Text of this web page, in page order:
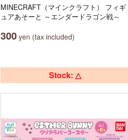
MINECRAFT（マインクラフト） フィギ
ュアあそーと ～エンダードラゴン戦～
300 yen (tax included)
Stock: △